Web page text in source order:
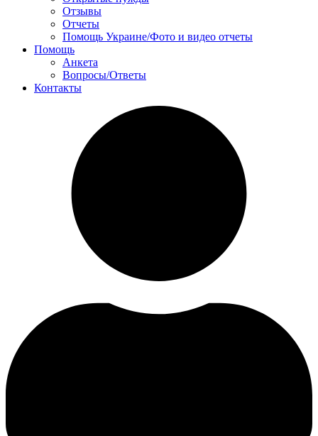
Отзывы
Отчеты
Помощь Украине/Фото и видео отчеты
Помощь
Анкета
Вопросы/Ответы
Контакты